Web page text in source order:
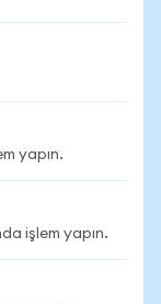
yapın.
işlem yapın.